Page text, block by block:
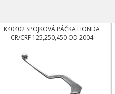
K40402 SPOJKOVÁ PÁČKA HONDA
CR/CRF 125,250,450 OD 2004